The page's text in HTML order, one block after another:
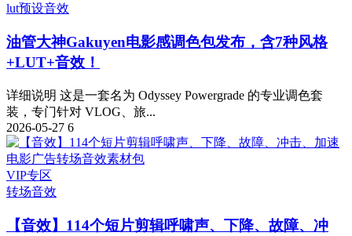
lut预设音效
油管大神Gakuyen电影感调色包发布，含7种风格
+LUT+音效！
详细说明 这是一套名为 Odyssey Powergrade 的专业调色套
装，专门针对 VLOG、旅...
2026-05-27 6
VIP专区
转场音效
【音效】114个短片剪辑呼啸声、下降、故障、冲